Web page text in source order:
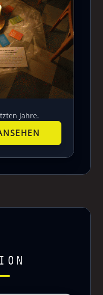
Jahre.